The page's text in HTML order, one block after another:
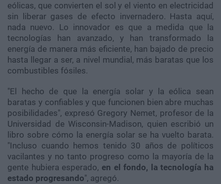
eólicas, que convierten el sol y el viento en electricidad
sin liberar gases de efecto invernadero. Hasta aquí,
nada nuevo. Lo innovador es que a medida que la
tecnologías han avanzado, y han transformado la
energía de manera más eficiente, han bajado de precio
hasta llegar a ser, a nivel mundial, más baratas que los
combustibles fósiles.
"El hecho de que la energía solar y la eólica sean
baratas y confiables y que funcionen bien abre muchas
posibilidades", expresó Gregory Nemet, profesor de la
Universidad de Wisconsin-Madison, quien escribió un
libro sobre cómo la energía solar se ha vuelto barata.
"Incluso cuando hemos tenido 30 años de políticos
vacilantes y no tanto progreso como la mayoría de la
gente hubiera esperado, en el fondo, la tecnología ha
estado progresando", agregó.